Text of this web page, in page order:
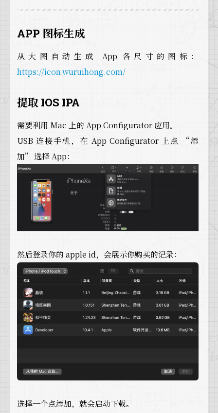
APP 图标生成
从大图自动生成 App 各尺寸的图标：
https://icon.wuruihong.com/
提取 IOS IPA
需要利用 Mac 上的 App Configurator 应用。
USB 连接手机，在 App Configurator 上点 “添
加” 选择 App：
然后登录你的 apple id，会展示你购买的记录：
选择一个点添加，就会启动下载。